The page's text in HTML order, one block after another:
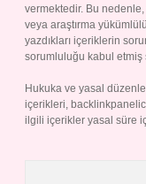
vermektedir. Bu
veya araştırma
yazdıkları içeriklerin
sorumluluğu kabul etmiş
Hukuka ve yasal
içerikleri,
ilgili içerikler yasal süre